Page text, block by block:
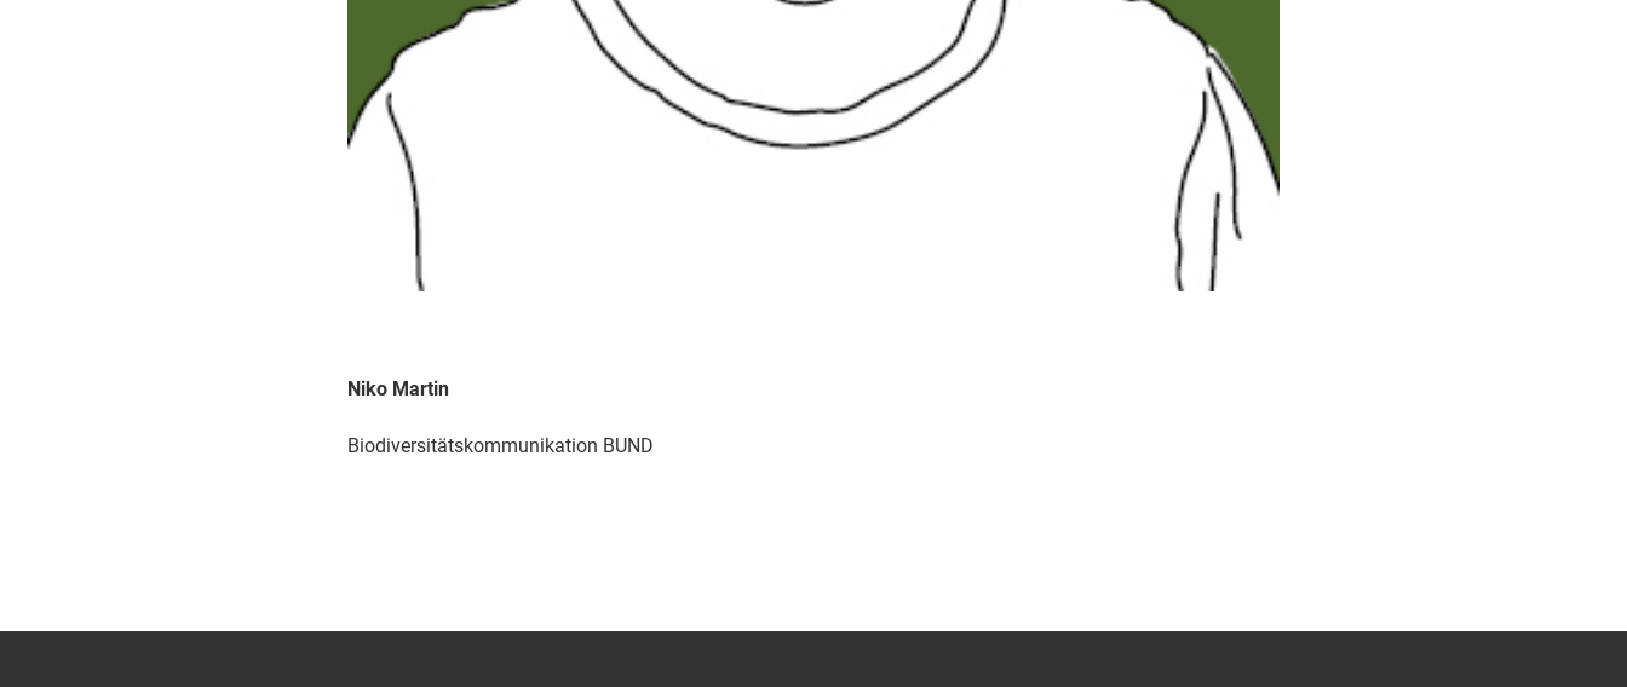
Niko Martin
Biodiversitätskommunikation BUND